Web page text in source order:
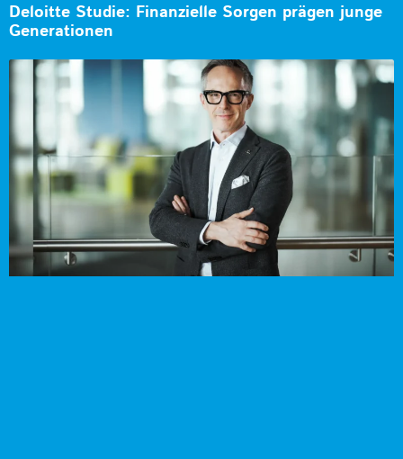
Deloitte Studie: Finanzielle Sorgen prägen junge
Generationen